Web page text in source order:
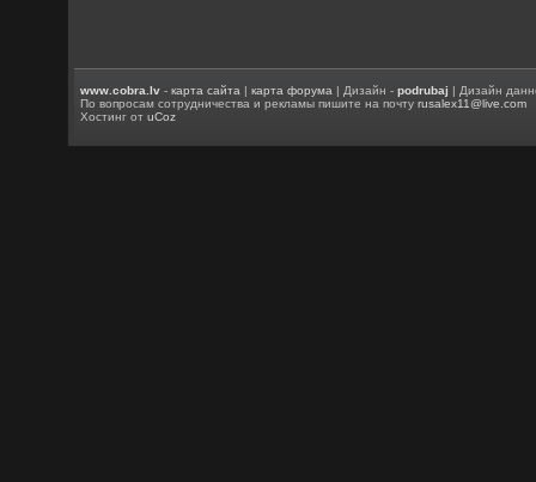
www.cobra.lv -карта сайта |карта форума | Дизайн -podrubaj | Дизайн
По вопросам сотрудничества и рекламы пишите на почтуrusalex11@live.com
Хостинг отuCoz